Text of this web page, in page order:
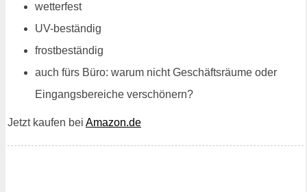
wetterfest
UV-beständig
frostbeständig
auch fürs Büro: warum nicht Geschäftsräume oder
Eingangsbereiche verschönern?
Jetzt kaufen bei Amazon.de